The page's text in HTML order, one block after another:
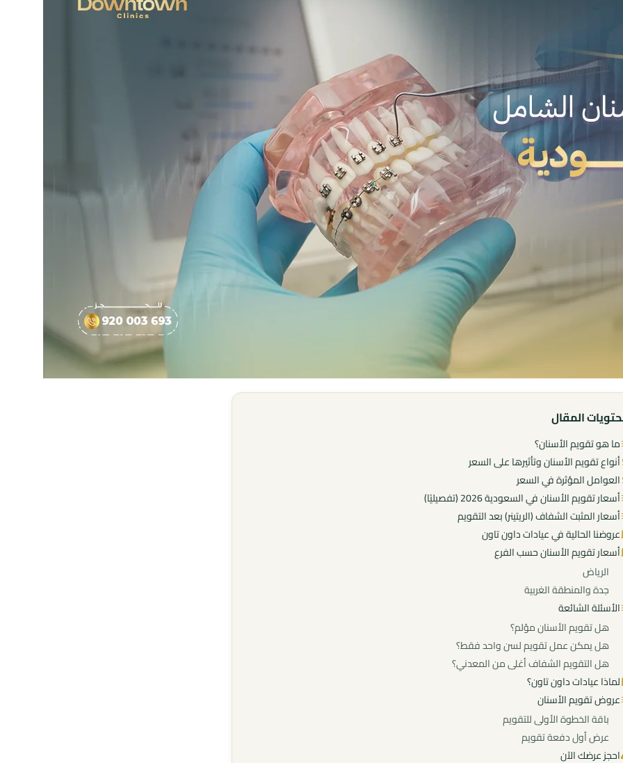
المقال
ما هو تقويم الأسنان؟
أنواع تقويم الأسنان وتأثيرها على السعر
العوامل المؤثرة في السعر
أسعار تقويم الأسنان في السعودية 2026 (تفصيليًا)
أسعار المثبت الشفاف (الريتينر) بعد التقويم
عروضنا الحالية في عيادات داون تاون
أسعار تقويم الأسنان حسب الفرع
الرياض
جدة والمنطقة الغربية
الأسئلة الشائعة
هل تقويم الأسنان مؤلم؟
هل يمكن عمل تقويم لسن واحد فقط؟
هل التقويم الشفاف أغلى من المعدني؟
لماذا عيادات داون تاون؟
عروض تقويم الأسنان
باقة الخطوة الأولى للتقويم
عرض أول دفعة تقويم
احجز عرضك الآن